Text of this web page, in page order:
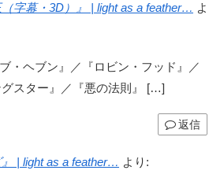
（字幕・3D）』 | light as a feather… よ
・ヘブン』／『ロビン・フッド』／
グスター』／『悪の法則』 […]
返信
』 | light as a feather… より: